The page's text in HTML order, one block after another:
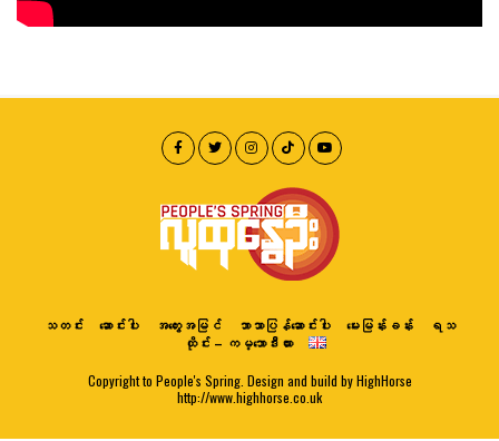
သတင်း ဆောင်းပါး အတွေးအမြင် ဘာသာပြန်ဆောင်းပါး မေးမြန်းခန်း
ရသ
ထိုင်း – ကမ္ဘောဒီးယား
Copyright to People's Spring. Design and build by HighHorse
http://www.highhorse.co.uk